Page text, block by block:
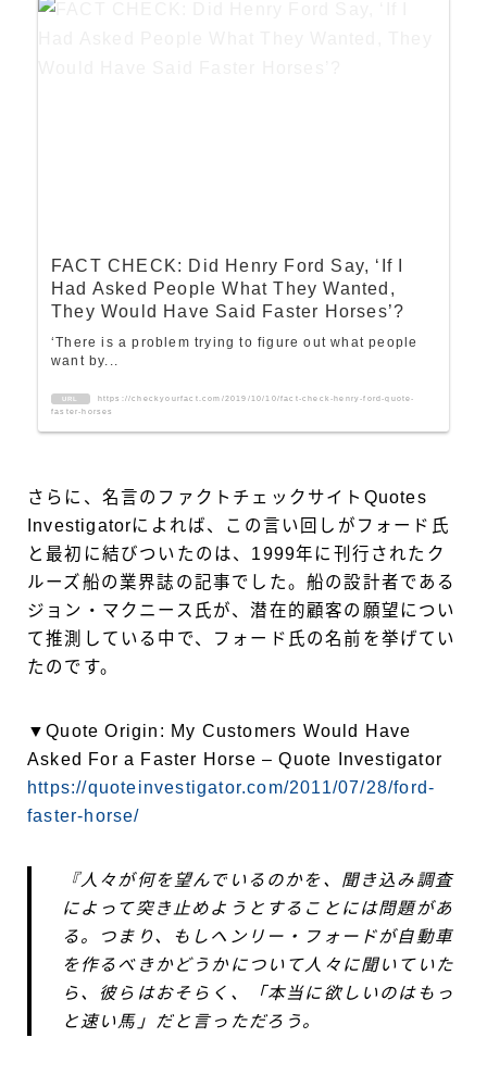
FACT CHECK: Did Henry Ford Say, ‘If I
Had Asked People What They Wanted,
They Would Have Said Faster Horses’?
‘There is a problem trying to figure out what people
want by...
URL
https://checkyourfact.com/2019/10/10/fact-check-henry-ford-quote-
faster-horses
さらに、名言のファクトチェックサイトQuotes
Investigatorによれば、この言い回しがフォード氏
と最初に結びついたのは、1999年に刊行されたク
ルーズ船の業界誌の記事でした。船の設計者である
ジョン・マクニース氏が、潜在的顧客の願望につい
て推測している中で、フォード氏の名前を挙げてい
たのです。
▼Quote Origin: My Customers Would Have
Asked For a Faster Horse – Quote Investigator
https://quoteinvestigator.com/2011/07/28/ford-
faster-horse/
『人々が何を望んでいるのかを、聞き込み調査
によって突き止めようとすることには問題があ
る。つまり、もしヘンリー・フォードが自動車
を作るべきかどうかについて人々に聞いていた
ら、彼らはおそらく、「本当に欲しいのはもっ
と速い馬」だと言っただろう。